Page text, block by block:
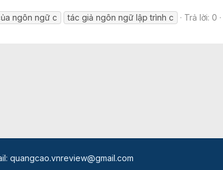
ngôn ngữ c tác giả ngôn ngữ lập trình c Trả lời: 0
quangcao.vnreview@gmail.com